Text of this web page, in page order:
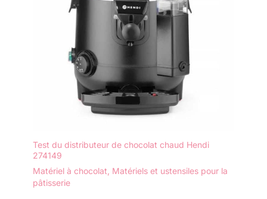
Test du distributeur de chocolat chaud Hendi
274149
Matériel à chocolat Matériels et ustensiles pour la
pâtisserie